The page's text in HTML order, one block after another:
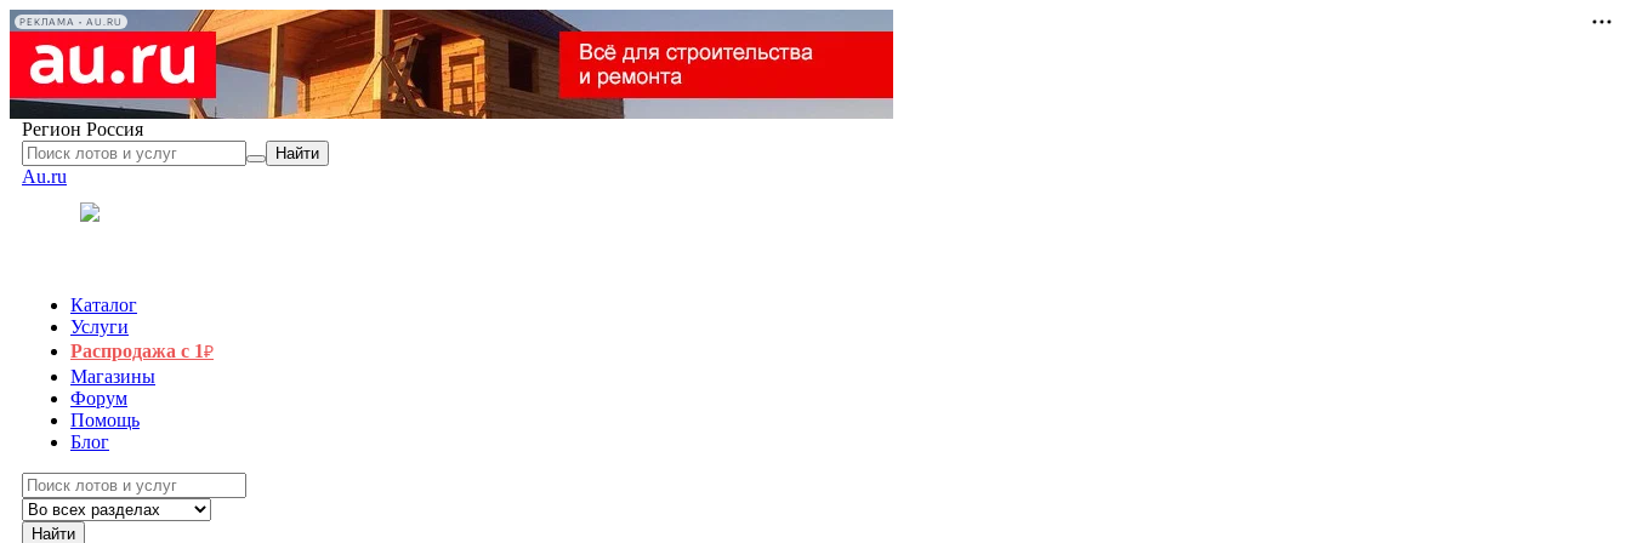
РЕКЛАМА • AU.RU
Регион Россия
Найти
Au.ru
Каталог
Услуги
Распродажа с 1₽
Магазины
Форум
Помощь
Блог
Найти